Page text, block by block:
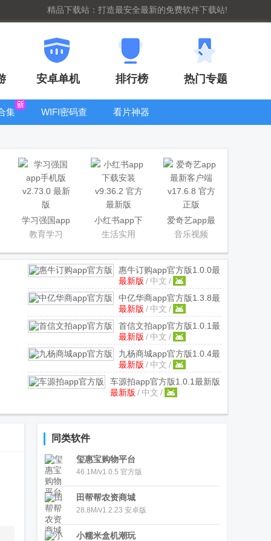
精品下载站：打造最安全最新的免费软件下载站!
安卓单机 排行榜 热门专题
集
WIFI密码查
看片神器
学习强国app
手机版
教育学习
小红书app下
载安装
生活实用
爱奇艺app最
新客户端
音乐视频
惠牛订购app官方版1.0.0最
新版
最新版 / 中文 /
中亿华商app官方版1.3.8最
新版
最新版 / 中文 /
首信文拍app官方版1.0.1最
新版
最新版 / 中文 /
九杨商城app官方版1.0.4最
新版
最新版 / 中文 /
车源拍app官方版1.0.1最新版
最新版 / 中文 /
同类软件
玺惠宝购物平台
46.1M/v1.0.5 官方版
田帮帮农资商城
28.8M/v1.2.23 安卓版
小糯米盒机潮玩